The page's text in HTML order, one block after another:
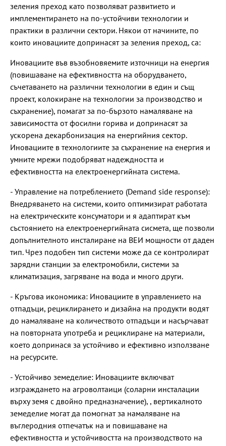
зеления преход като позволяват развитието и
имплементирането на по-устойчиви технологии и
практики в различни сектори. Някои от начините, по
които иновациите допринасят за зеления преход, са:
Иновациите във възобновяемите източници на енергия
(повишаване на ефективността на оборудването,
съчетаването на различни технологии в един и същ
проект, колокиране на технологии за производство и
съхранение), помагат за по-бързото намаляване на
зависимостта от фосилни горива и допринасят за
ускорена декарбонизация на енергийния сектор.
Иновациите в технологиите за съхранение на енергия и
умните мрежи подобряват надеждността и
ефективността на електроенергийната система.
- Управление на потреблението (Demand side response):
Внедряването на системи, които оптимизират работата
на електрическите консуматори и я адаптират към
състоянието на електроенергийната сисмета, ще позволи
допълнителното инсталиране на ВЕИ мощности от даден
тип. Чрез подобен тип системи може да се контролират
зарядни станции за електромобили, системи за
климатизация, загряване на вода и много други.
- Кръгова икономика: Иновациите в управлението на
отпадъци, рециклирането и дизайна на продукти водят
до намаляване на количеството отпадъци и насърчават
на повторната употреба и рециклиране на материали,
което допринася за устойчиво и ефективно използване
на ресурсите.
- Устойчиво земеделие: Иновациите включват
изграждането на агроволтаици (соларни инсталации
върху земя с двойно предназначение), , вертикалното
земеделие могат да помогнат за намаляване на
въглеродния отпечатък на и повишаване на
ефективността и устойчивостта на производството на